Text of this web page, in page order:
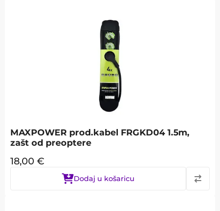
MAXPOWER prod.kabel FRGKD04 1.5m,
zašt od preoptere
18,00 €
Dodaj u košaricu